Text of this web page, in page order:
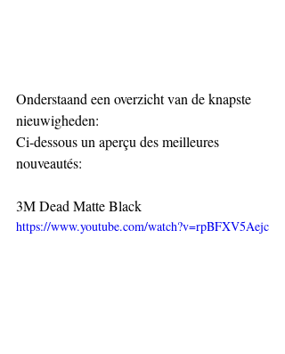
Onderstaand een overzicht van de knapste
nieuwigheden:
Ci-dessous un aperçu des meilleures
nouveautés:
3M Dead Matte Black
https://www.youtube.com/watch?v=rpBFXV5Aejc